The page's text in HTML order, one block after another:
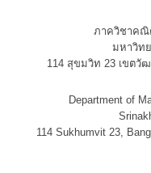
ภาควิชาคณิ
มหาวิท
114 สุขมวิท 23 เขตวัฒ
Department of
114 Sukhumvit 23,